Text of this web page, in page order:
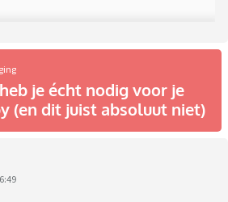
je écht nodig voor je
(en dit juist absoluut niet)